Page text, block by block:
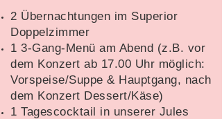
2 Übernachtungen im Superior
Doppelzimmer
1 3-Gang-Menü am Abend (z.B. vor
dem Konzert ab 17.00 Uhr möglich:
Vorspeise/Suppe & Hauptgang, nach
dem Konzert Dessert/Käse)
1 Tagescocktail in unserer Jules